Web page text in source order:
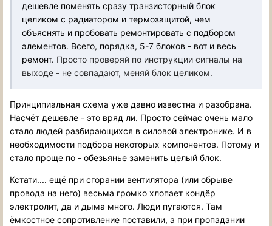
дешевле поменять сразу транзисторный блок
целиком с радиатором и термозащитой, чем
объяснять и пробовать ремонтировать с подбором
элементов. Всего, порядка, 5-7 блоков - вот и весь
ремонт. Просто проверяй по инструкции сигналы на
выходе - не совпадают, меняй блок целиком.
Принципиальная схема уже давно известна и разобрана.
Насчёт дешевле - это вряд ли. Просто сейчас очень мало
стало людей разбирающихся в силовой электронике. И в
необходимости подбора некоторых компонентов. Потому и
стало проще по - обезьянье заменить целый блок.
Кстати.... ещё при сгорании вентилятора (или обрыве
провода на него) весьма громко хлопает кондёр
электролит, да и дыма много. Люди пугаются. Там
ёмкостное сопротивление поставили, а при пропадании